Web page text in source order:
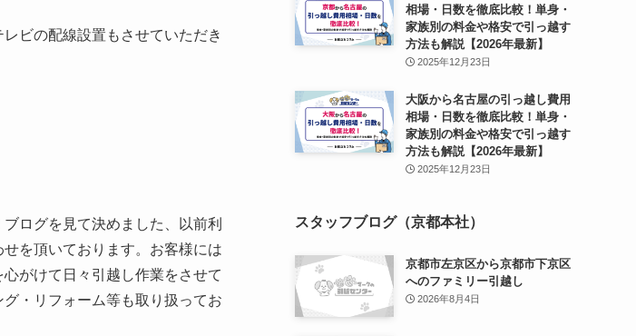
ビの配線設置もさせていただき
ログを見て決めました、以前利
を頂いております。お客様には
がけて日々引越し作業をさせて
・リフォーム等も取り扱ってお
相場・日数を徹底比較！単身・
家族別の料金や格安で引っ越す
方法も解説【2026年最新】
2025年12月23日
大阪から名古屋の引っ越し費用
相場・日数を徹底比較！単身・
家族別の料金や格安で引っ越す
方法も解説【2026年最新】
2025年12月23日
スタッフブログ（京都本社）
京都市左京区から京都市下京区
へのファミリー引越し
2026年8月4日